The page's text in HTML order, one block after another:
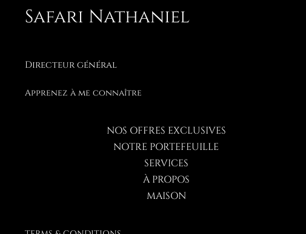
Safari Nathaniel
Directeur général
Apprenez à me connaître
NOS OFFRES EXCLUSIVES
NOTRE PORTEFEUILLE
SERVICES
À PROPOS
MAISON